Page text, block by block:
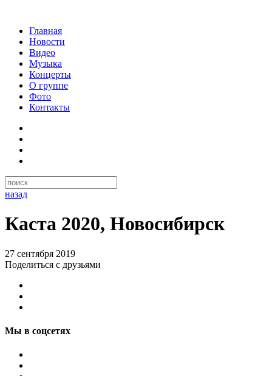
Главная
Новости
Видео
Музыка
Концерты
О группе
Фото
Контакты
назад
Каста 2020, Новосибирск
27 сентября 2019
Поделиться с друзьями
Мы в соцсетях